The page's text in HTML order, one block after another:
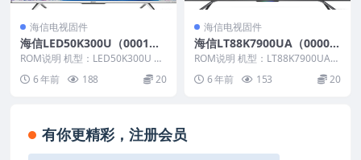
海信电视固件
海信LED50K300U（0001）
BOM2_C006_20160922官方
原厂USB刷机电视固件包
ROM说明 机型：LED50K300U 固
件版本：（0001） BOM：2 海
信...6 年前 188 20
海信电视固件
海信LT88K7900UA（0000）
BOM1_C011_20170901官方
原厂USB刷机电视固件包
ROM说明 机型：LT88K7900UA
固件版本：（0000） BOM：1
海...6 年前 153 20
有你更精彩，注册会员